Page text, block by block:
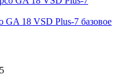
GA 18 VSD Plus-7 базовое